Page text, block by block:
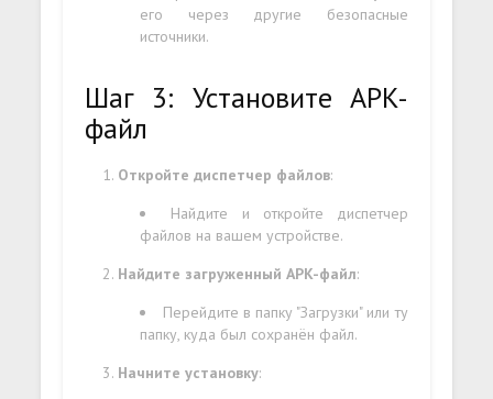
его через другие безопасные
источники.
Шаг 3: Установите APK-
файл
Откройте диспетчер файлов:
Найдите и откройте диспетчер
файлов на вашем устройстве.
Найдите загруженный APK-файл:
Перейдите в папку "Загрузки" или ту
папку, куда был сохранён файл.
Начните установку: